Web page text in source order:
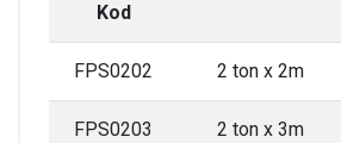
Kod
FPS0202 2 ton x 2m
FPS0203 2 ton x 3m